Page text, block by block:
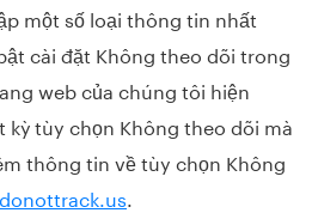
một số loại thông tin nhất
cài đặt Không theo dõi trong
web của chúng tôi hiện
tùy chọn Không theo dõi mà
thông tin về tùy chọn Không
donottrack.us